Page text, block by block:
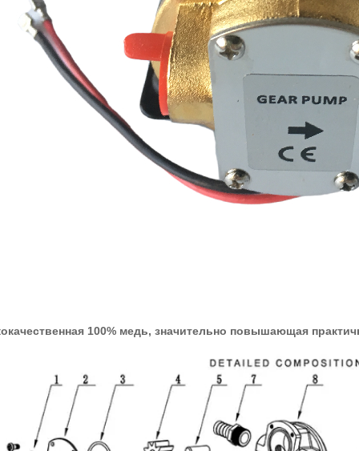
100% медь, значительно повышающая